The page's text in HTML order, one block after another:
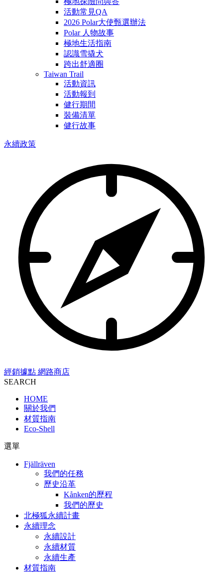
活動常見QA
2026 Polar大使甄選辦法
Polar 人物故事
極地生活指南
認識雪撬犬
跨出舒適圈
Taiwan Trail
活動資訊
活動報到
健行期間
裝備清單
健行故事
永續政策
經銷據點 網路商店
SEARCH
HOME
關於我們
材質指南
Eco-Shell
選單
Fjällräven
我們的任務
歷史沿革
Kånken的歷程
我們的歷史
北極狐永續計畫
永續理念
永續設計
永續材質
永續生產
材質指南